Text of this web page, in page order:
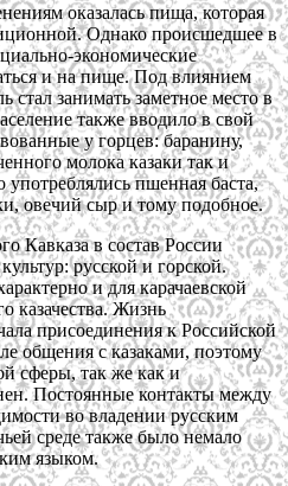
оказалась пища, которая
Однако происшедшее в
экономические
и на пище. Под влиянием
стал занимать заметное место в
также вводило в свой
у горцев: баранину,
молока казаки так и
пшенная баста,
овечий сыр и тому подобное.
Кавказа в состав России
русской и горской.
и для карачаевской
казачества. Жизнь
присоединения к Российской
общения с казаками, поэтому
сферы, так же как и
Постоянные контакты между
во владении русским
среде также было немало
языком.